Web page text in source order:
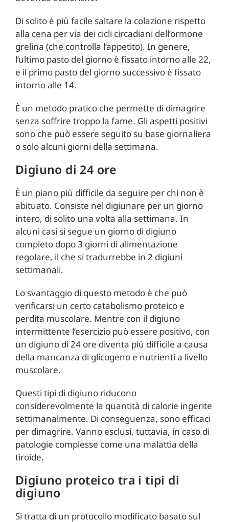
Di solito è più facile saltare la colazione rispetto
alla cena per via dei cicli circadiani dell’ormone
grelina (che controlla l’appetito). In genere,
l’ultimo pasto del giorno è fissato intorno alle 22,
e il primo pasto del giorno successivo è fissato
intorno alle 14.
È un metodo pratico che permette di dimagrire
senza soffrire troppo la fame. Gli aspetti positivi
sono che può essere seguito su base giornaliera
o solo alcuni giorni della settimana.
Digiuno di 24 ore
È un piano più difficile da seguire per chi non è
abituato. Consiste nel digiunare per un giorno
intero, di solito una volta alla settimana. In
alcuni casi si segue un giorno di digiuno
completo dopo 3 giorni di alimentazione
regolare, il che si tradurrebbe in 2 digiuni
settimanali.
Lo svantaggio di questo metodo è che può
verificarsi un certo catabolismo proteico e
perdita muscolare. Mentre con il digiuno
intermittente l’esercizio può essere positivo, con
un digiuno di 24 ore diventa più difficile a causa
della mancanza di glicogeno e nutrienti a livello
muscolare.
Questi tipi di digiuno riducono
considerevolmente la quantità di calorie ingerite
settimanalmente. Di conseguenza, sono efficaci
per dimagrire. Vanno esclusi, tuttavia, in caso di
patologie complesse come una malattia della
tiroide.
Digiuno proteico tra i tipi di
digiuno
Si tratta di un protocollo modificato basato sul